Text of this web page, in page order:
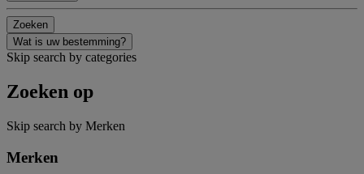
Zoeken
Wat is uw bestemming?
Skip search by categories
Zoeken op
Skip search by Merken
Merken